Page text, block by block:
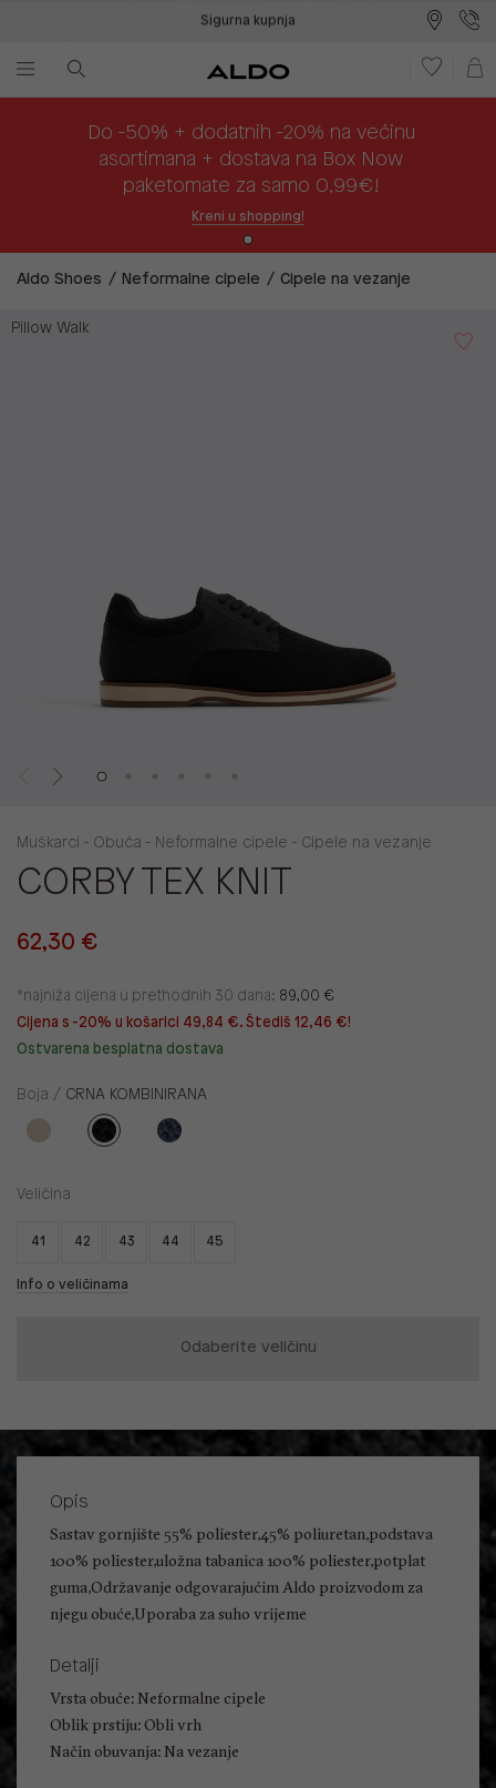
Sigurna kupnja
Do -50% + dodatnih -20% na većinu
asortimana + dostava na Box Now
paketomate za samo 0,99€!
Kreni u shopping!
Aldo Shoes Neformalne cipele Cipele na vezanje
Pillow Walk
Muškarci - Obuća - Neformalne cipele - Cipele na vezanje
CORBY TEX KNIT
62,30 €
*najniža cijena u prethodnih 30 dana: 89,00 €
Cijena s -20% u košarici 49,84 €. Štediš 12,46 €!
Ostvarena besplatna dostava
Boja / CRNA KOMBINIRANA
Veličina
41 42 43 44 45
Info o veličinama
Odaberite veličinu
Opis
Sastav gornjište 55% poliester,45% poliuretan,podstava
100% poliester,uložna tabanica 100% poliester,potplat
guma,Održavanje odgovarajućim Aldo proizvodom za
njegu obuće,Uporaba za suho vrijeme
Detalji
Vrsta obuće: Neformalne cipele
Oblik prstiju: Obli vrh
Način obuvanja: Na vezanje